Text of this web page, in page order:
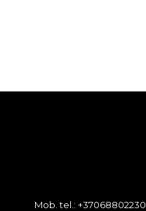
Mob. tel.: +37068802230